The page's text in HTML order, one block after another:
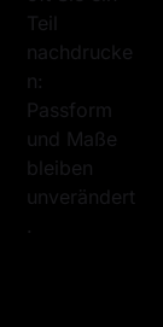
Teil
nachdrucke
n:
Passform
und Maße
bleiben
unverändert
.